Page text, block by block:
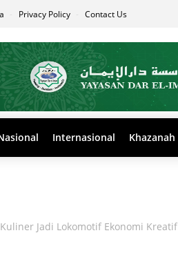
Privacy Policy Contact Us
Internasional Khazanah
Jadi Lokomotif Ekonomi Kreatif